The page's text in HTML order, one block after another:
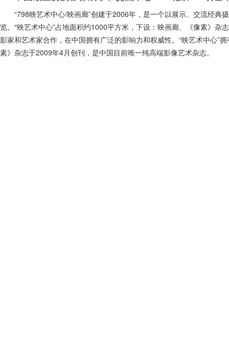
“798映艺术中心/映画廊”创建于2006年，是一个以展示、交流经
览。“映艺术中心”占地面积约1000平方米，下设：映画廊、《像素》
影家和艺术家合作，在中国拥有广泛的影响力和权威性。“映艺术中心”
素》杂志于2009年4月创刊，是中国目前唯一纯高端影像艺术杂志。